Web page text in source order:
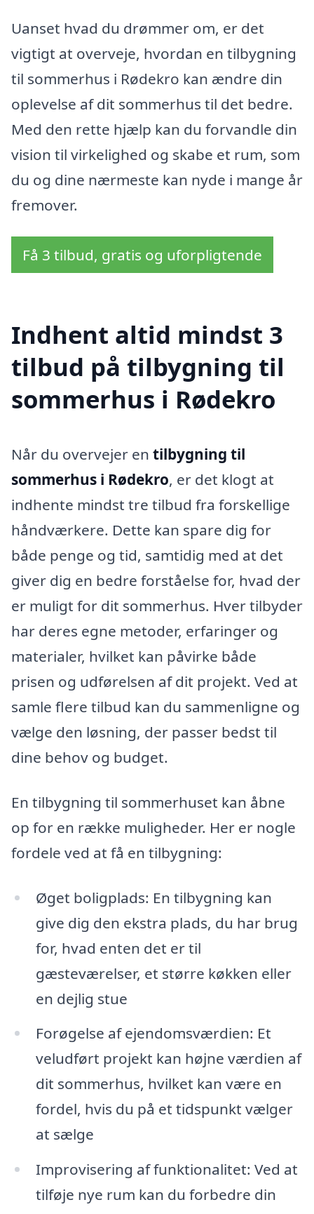
Uanset hvad du drømmer om, er det
vigtigt at overveje, hvordan en tilbygning
til sommerhus i Rødekro kan ændre din
oplevelse af dit sommerhus til det bedre.
Med den rette hjælp kan du forvandle din
vision til virkelighed og skabe et rum, som
du og dine nærmeste kan nyde i mange år
fremover.
Få 3 tilbud, gratis og uforpligtende
Indhent altid mindst 3
tilbud på tilbygning til
sommerhus i Rødekro
Når du overvejer en tilbygning til
sommerhus i Rødekro, er det klogt at
indhente mindst tre tilbud fra forskellige
håndværkere. Dette kan spare dig for
både penge og tid, samtidig med at det
giver dig en bedre forståelse for, hvad der
er muligt for dit sommerhus. Hver tilbyder
har deres egne metoder, erfaringer og
materialer, hvilket kan påvirke både
prisen og udførelsen af dit projekt. Ved at
samle flere tilbud kan du sammenligne og
vælge den løsning, der passer bedst til
dine behov og budget.
En tilbygning til sommerhuset kan åbne
op for en række muligheder. Her er nogle
fordele ved at få en tilbygning:
Øget boligplads: En tilbygning kan
give dig den ekstra plads, du har brug
for, hvad enten det er til
gæsteværelser, et større køkken eller
en dejlig stue
Forøgelse af ejendomsværdien: Et
veludført projekt kan højne værdien af
dit sommerhus, hvilket kan være en
fordel, hvis du på et tidspunkt vælger
at sælge
Improvisering af funktionalitet: Ved at
tilføje nye rum kan du forbedre din